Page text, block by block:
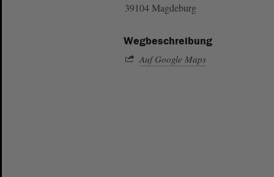
39104 Magdeburg
Wegbeschreibung
Auf Google Maps